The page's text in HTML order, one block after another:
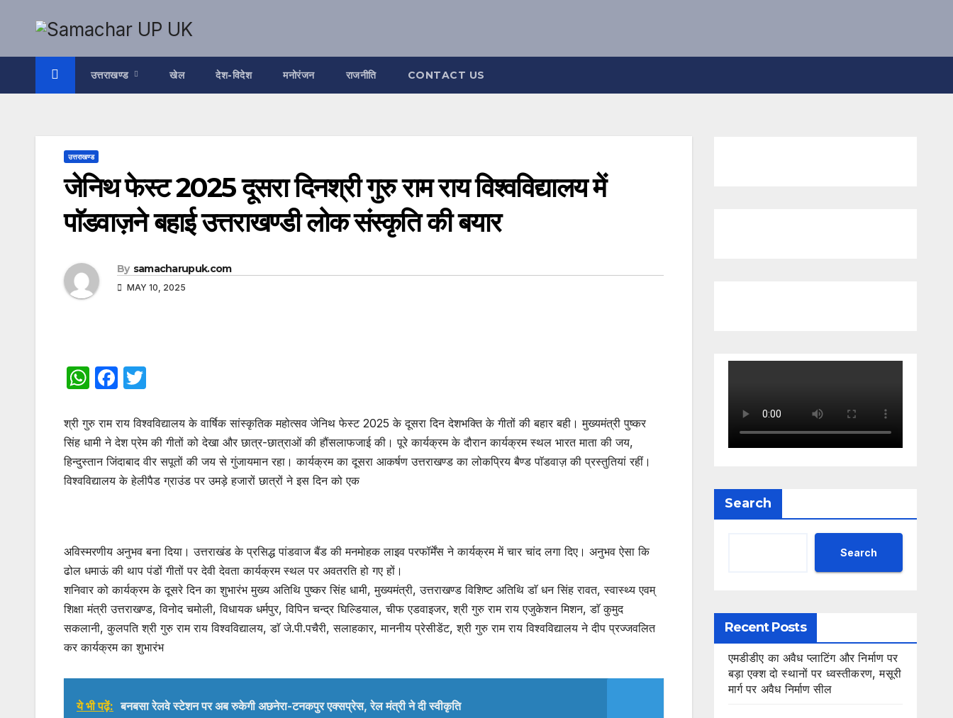
उत्तराखण्ड खेल देश-विदेश मनोरंजन राजनीति CONTACT US
उत्तराखण्ड
जेनिथ फेस्ट 2025 दूसरा दिनश्री गुरु राम राय विश्वविद्यालय में
पाॅडवाज़ने बहाई उत्तराखण्डी लोक संस्कृति की बयार
By samacharupuk.com
MAY 10, 2025
W
at
s
A
p
F
c
e
b
o
itt
er
श्री गुरु राम राय विश्वविद्यालय के वार्षिक सांस्कृतिक महोत्सव जेनिथ फेस्ट 2025 के दूसरा दिन देशभक्ति के गीतों की बहार बही। मुख्यमंत्री पुष्कर
सिंह धामी ने देश प्रेम की गीतों को देखा और छात्र-छात्राओं की हौंसलाफजाई की। पूरे कार्यक्रम के दौरान कार्यक्रम स्थल भारत माता की जय,
हिन्दुस्तान जिंदाबाद वीर सपूतों की जय से गुंजायमान रहा। कार्यक्रम का दूसरा आकर्षण उत्तराखण्ड का लोकप्रिय बैण्ड पाॅडवाज़ की प्रस्तुतियां रहीं।
विश्वविद्यालय के हेलीपैड ग्राउंड पर उमड़े हजारों छात्रों ने इस दिन को एक
अविस्मरणीय अनुभव बना दिया। उत्तराखंड के प्रसिद्ध पांडवाज बैंड की मनमोहक लाइव परफॉर्मेंस ने कार्यक्रम में चार चांद लगा दिए। अनुभव ऐसा कि
ढोल धमाऊं की थाप पंडों गीतों पर देवी देवता कार्यक्रम स्थल पर अवतरति हो गए हों।
शनिवार को कार्यक्रम के दूसरे दिन का शुभारंभ मुख्य अतिथि पुष्कर सिंह धामी, मुख्यमंत्री, उत्तराखण्ड विशिष्ट अतिथि डाॅ धन सिंह रावत, स्वास्थ्य एवम्
शिक्षा मंत्री उत्तराखण्ड, विनोद चमोली, विधायक धर्मपुर, विपिन चन्द्र घिल्डियाल, चीफ एडवाइजर, श्री गुरु राम राय एजुकेशन मिशन, डाॅ कुमुद
सकलानी, कुलपति श्री गुरु राम राय विश्वविद्यालय, डाॅ जे.पी.पचैरी, सलाहकार, माननीय प्रेसीडेंट, श्री गुरु राम राय विश्वविद्यालय ने दीप प्रज्जवलित
कर कार्यक्रम का शुभारंभ
ये भी पढ़ें: बनबसा रेलवे स्टेशन पर अब रुकेगी अछनेरा-टनकपुर एक्सप्रेस, रेल मंत्री ने दी स्वीकृति
Search
Search
Recent Posts
एमडीडीए का अवैध प्लाटिंग और निर्माण पर
बड़ा एक्श दो स्थानों पर ध्वस्तीकरण, मसूरी
मार्ग पर अवैध निर्माण सील